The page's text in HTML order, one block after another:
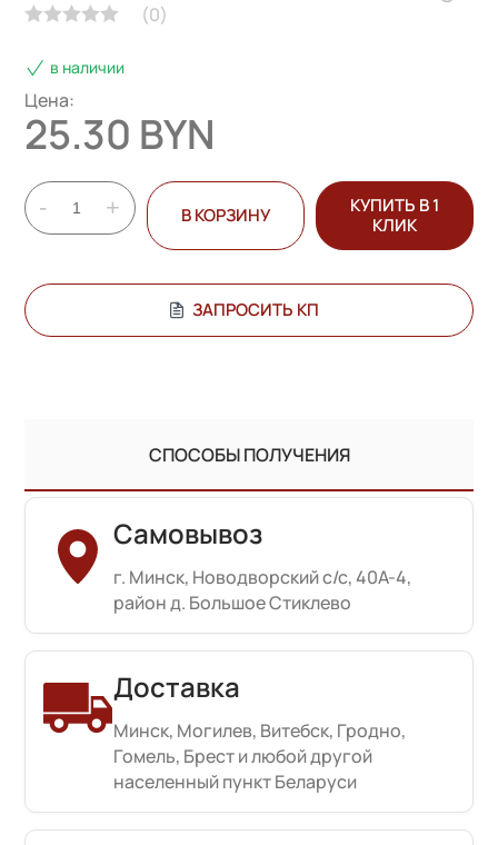
(0)
в наличии
Цена:
25.30 BYN
- + В КОРЗИНУ
КУПИТЬ В 1
КЛИК
ЗАПРОСИТЬ КП
СПОСОБЫ ПОЛУЧЕНИЯ
Самовывоз
г. Минск, Новодворский с/с, 40А-4,
район д. Большое Стиклево
Доставка
Минск, Могилев, Витебск, Гродно,
Гомель, Брест и любой другой
населенный пункт Беларуси